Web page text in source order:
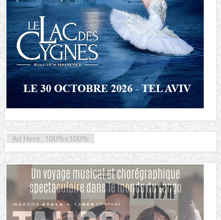
Ad Here: 100%x100%